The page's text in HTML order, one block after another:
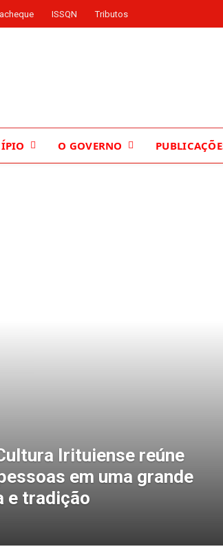
ISSQN Tributos
O GOVERNO
Irituiense reúne
em uma grande
e tradição